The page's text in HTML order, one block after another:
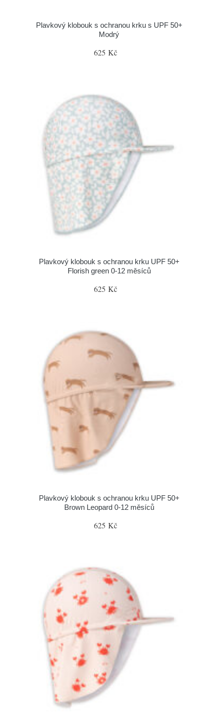
Plavkový klobouk s ochranou krku s UPF 50+
Modrý
625 Kč
Plavkový klobouk s ochranou krku UPF 50+
Florish green 0-12 měsíců
625 Kč
Plavkový klobouk s ochranou krku UPF 50+
Brown Leopard 0-12 měsíců
625 Kč